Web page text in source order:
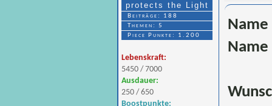
protects the Light
Beiträge: 188
Themen: 5
Piece Punkte: 1.200
Lebenskraft:
5450 / 7000
Ausdauer:
250 / 650
Boostpunkte:
Name
Name